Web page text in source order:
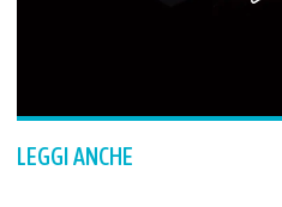
LEGGI ANCHE